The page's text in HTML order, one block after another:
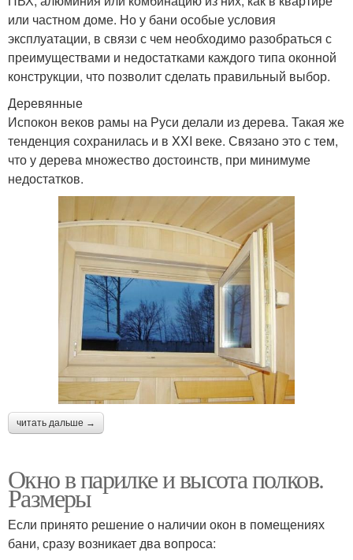
или частном доме. Но у бани особые условия
эксплуатации, в связи с чем необходимо разобраться с
преимуществами и недостатками каждого типа оконной
конструкции, что позволит сделать правильный выбор.
Деревянные
Испокон веков рамы на Руси делали из дерева. Такая же
тенденция сохранилась и в XXI веке. Связано это с тем,
что у дерева множество достоинств, при минимуме
недостатков.
читать дальше →
Окно в парилке и высота полков.
Размеры
Если принято решение о наличии окон в помещениях
бани, сразу возникает два вопроса: